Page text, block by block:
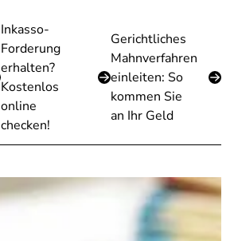
Inkasso-
Forderung
erhalten?
Kostenlos
online
checken!
Gerichtliches
Mahnverfahren
einleiten: So
kommen Sie
an Ihr Geld